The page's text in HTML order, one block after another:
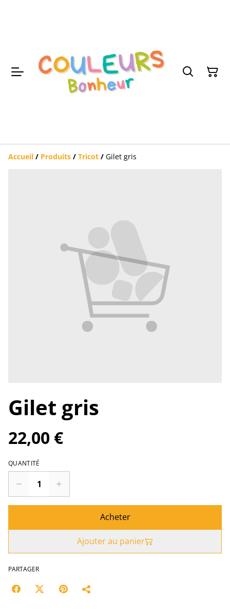
Accueil / Produits / Tricot / Gilet gris
Gilet gris
22,00 €
QUANTITÉ
Acheter
Ajouter au panier
PARTAGER